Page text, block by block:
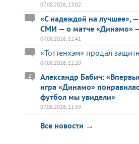
07.08.2026, 13:02
«С надеждой на лучшее»,
СМИ — о матче «Динамо»
07.08.2026, 12:41
«Тоттенхэм» продал
07.08.2026, 12:20
Александр Бабич:
игра «Динамо»
футбол мы увидели»
2
07.08.2026, 11:59
Все новости →